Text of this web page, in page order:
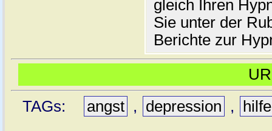
gleich Ihren
Sie unter der
Berichte zur
TAGs:
angst , depression , hilfe